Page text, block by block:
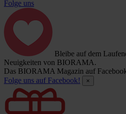
Folge uns
Bleibe auf dem
Neuigkeiten von BIORAMA.
Das BIORAMA Magazin auf
Folge uns auf Facebook!
×